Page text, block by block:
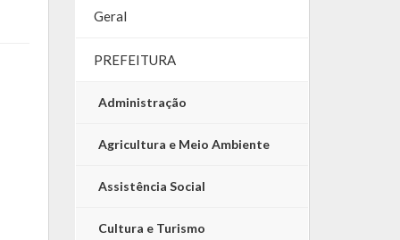
Geral
PREFEITURA
Administração
Agricultura e Meio Ambiente
Assistência Social
Cultura e Turismo